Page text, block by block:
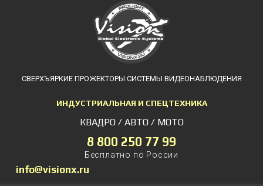
СВЕРХЪЯРКИЕ ПРОЖЕКТОРЫ СИСТЕМЫ ВИДЕОНАБЛЮДЕНИЯ
ИНДУСТРИАЛЬНАЯ И СПЕЦТЕХНИКА
КВАДРО / АВТО / МОТО
8 800 250 77 99
Бесплатно по России
info@visionx.ru